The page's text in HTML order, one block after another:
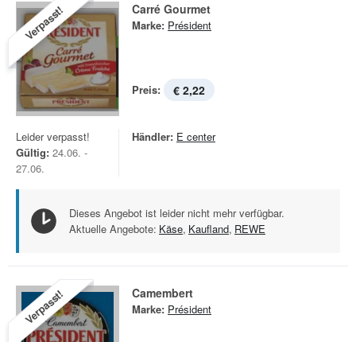
Verpasst! Carré Gourmet
Marke: Président
Preis: € 2,22
Leider verpasst!
Gültig: 24.06. -
27.06.
Händler: E center
Dieses Angebot ist leider nicht mehr verfügbar.
Aktuelle Angebote: Käse, Kaufland, REWE
Verpasst! Camembert
Marke: Président